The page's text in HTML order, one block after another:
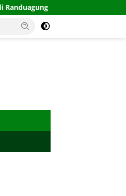
Menyambung Asa di Atas